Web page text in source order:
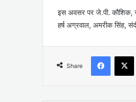
इस अवसर पर जे.पी. कौशिक,
हर्ष अग्रवाल, अमरीक सिंह,
Share
X